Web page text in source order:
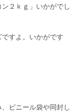
２ｋｇ」いかがでし
すよ。いかがです
ビニール袋や同封し